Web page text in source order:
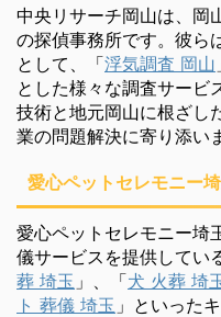
中央リサーチ岡山は、岡
の探偵事務所です。彼ら
として、「浮気調査 岡山
とした様々な調査サービ
技術と地元岡山に根ざし
業の問題解決に寄り添い
愛心ペットセレモニー
愛心ペットセレモニー埼
儀サービスを提供してい
葬 埼玉 」、「犬 火葬 埼
ト 葬儀 埼玉 」といった